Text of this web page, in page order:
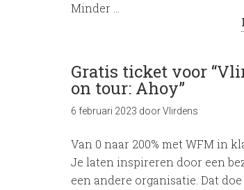
Minder …
Gratis ticket voor
on tour: Ahoy”
6 februari 2023 doorVlirdens
Van 0 naar 200% met WFM in
Je laten inspireren door een
een andere organisatie. Dat